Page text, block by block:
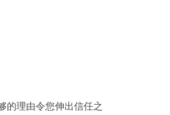
的理由令您伸出信任之